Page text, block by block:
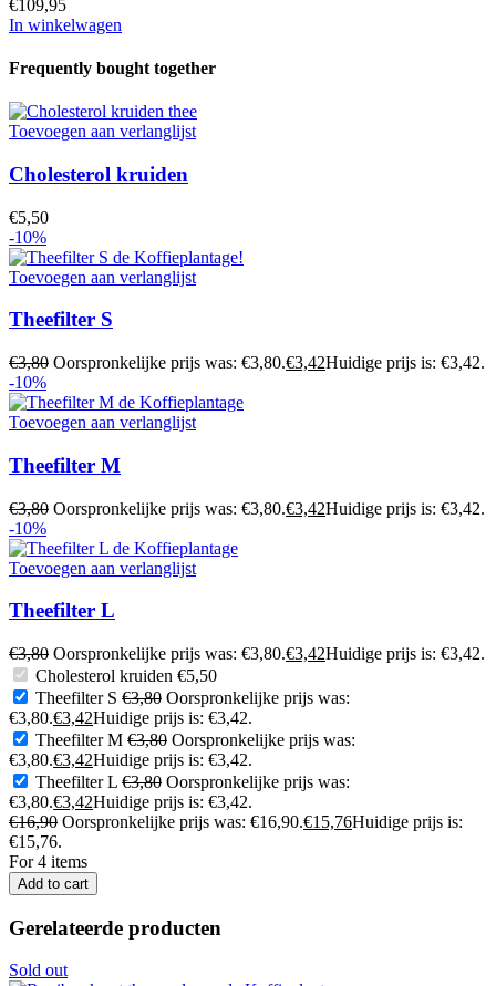
€109,95
In winkelwagen
Frequently bought together
Toevoegen aan verlanglijst
Cholesterol kruiden
€5,50
-10%
Toevoegen aan verlanglijst
Theefilter S
€3,80 Oorspronkelijke prijs was: €3,80.€3,42Huidige prijs is: €3,42.
-10%
Toevoegen aan verlanglijst
Theefilter M
€3,80 Oorspronkelijke prijs was: €3,80.€3,42Huidige prijs is: €3,42.
-10%
Toevoegen aan verlanglijst
Theefilter L
€3,80 Oorspronkelijke prijs was: €3,80.€3,42Huidige prijs is: €3,42.
Cholesterol kruiden €5,50
Theefilter S €3,80 Oorspronkelijke prijs was:
€3,80.€3,42Huidige prijs is: €3,42.
Theefilter M €3,80 Oorspronkelijke prijs was:
€3,80.€3,42Huidige prijs is: €3,42.
Theefilter L €3,80 Oorspronkelijke prijs was:
€3,80.€3,42Huidige prijs is: €3,42.
€16,90 Oorspronkelijke prijs was: €16,90.€15,76Huidige prijs is:
€15,76.
For 4 items
Add to cart
Gerelateerde producten
Sold out